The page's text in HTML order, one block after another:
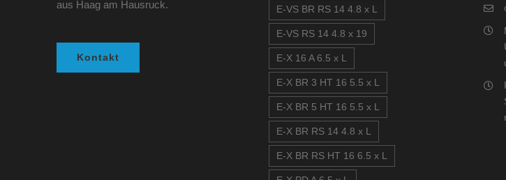
aus Haag am Hausruck.
Kontakt
E-VS BR RS 14 4.8 x L
E-VS RS 14 4.8 x 19
E-X 16 A 6.5 x L
E-X BR 3 HT 16 5.5 x L
E-X BR 5 HT 16 5.5 x L
E-X BR RS 14 4.8 x L
E-X BR RS HT 16 6.5 x L